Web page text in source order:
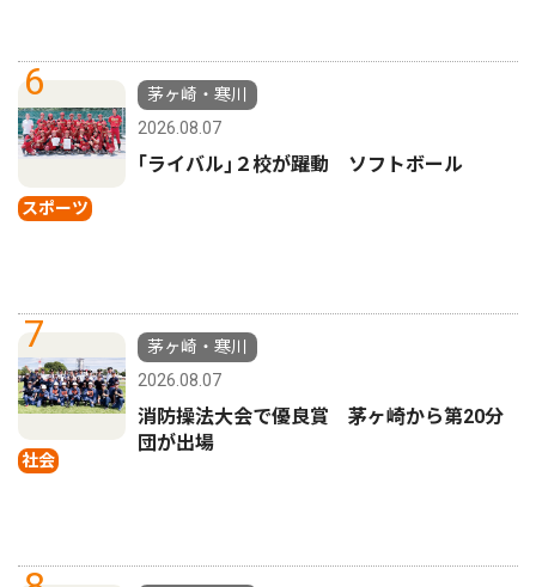
6
スポーツ
茅ヶ崎・寒川
2026.08.07
｢ライバル｣２校が躍動 ソフトボール
7
社会
茅ヶ崎・寒川
2026.08.07
消防操法大会で優良賞 茅ヶ崎から第20分
団が出場